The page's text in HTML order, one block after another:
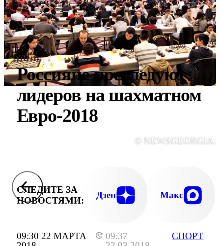
09:30 22 МАРТА
09:37
СПОРТ
Россияне преследуют
лидеров на шахматном
Евро-2018
©
СЛЕДИТЕ ЗА
НОВОСТЯМИ:
Дзен Макс